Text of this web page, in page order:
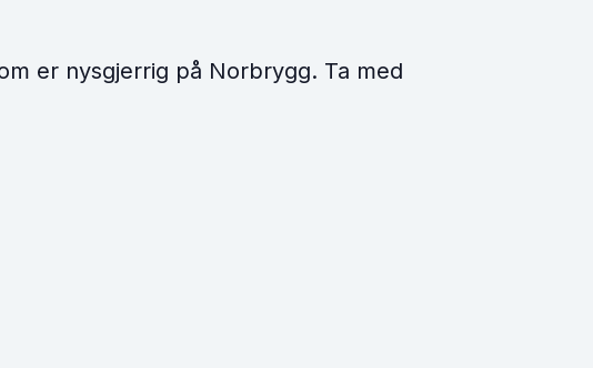
er nysgjerrig på Norbrygg. Ta med